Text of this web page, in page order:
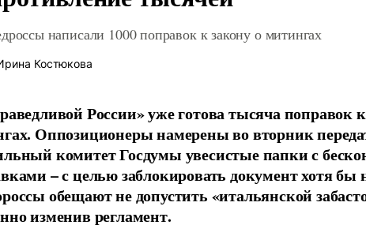
написали 1000 поправок к закону о митингах
Костюкова
России» уже готова тысяча поправок
Оппозиционеры намерены во вторник
комитет Госдумы увесистые папки с
– с целью заблокировать документ хотя бы
обещают не допустить «итальянской
изменив регламент.